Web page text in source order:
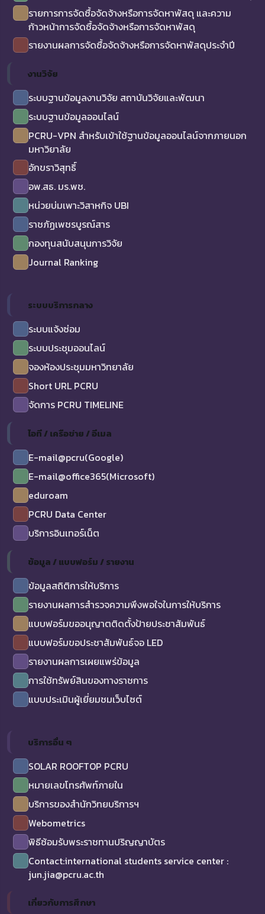
รายการการจัดซื้อจัดจ้างหรือการจัดหาพัสดุ และความ
ก้าวหน้าการจัดซื้อจัดจ้างหรือการจัดหาพัสดุ
รายงานผลการจัดซื้อจัดจ้างหรือการจัดหาพัสดุประจำปี
งานวิจัย
ระบบฐานข้อมูลงานวิจัย สถาบันวิจัยและพัฒนา
ระบบฐานข้อมูลออนไลน์
PCRU-VPN สำหรับเข้าใช้ฐานข้อมูลออนไลน์จากภายนอก
มหาวิยาลัย
อักขราวิสุทธิ์
อพ.สธ. มร.พช.
หน่วยบ่มเพาะวิสาหกิจ UBI
ราชภัฏเพชรบูรณ์สาร
กองทุนสนับสนุนการวิจัย
Journal Ranking
ระบบบริการกลาง
ระบบแจ้งซ่อม
ระบบประชุมออนไลน์
จองห้องประชุมมหาวิทยาลัย
Short URL PCRU
จัดการ PCRU TIMELINE
ไอที / เครือข่าย / อีเมล
E-mail@pcru(Google)
E-mail@office365(Microsoft)
eduroam
PCRU Data Center
บริการอินเทอร์เน็ต
ข้อมูล / แบบฟอร์ม / รายงาน
ข้อมูลสถิติการให้บริการ
รายงานผลการสำรวจความพึงพอใจในการให้บริการ
แบบฟอร์มขออนุญาตติดตั้งป้ายประชาสัมพันธ์
แบบฟอร์มขอประชาสัมพันธ์จอ LED
รายงานผลการเผยแพร่ข้อมูล
การใช้ทรัพย์สินของทางราชการ
แบบประเมินผู้เยี่ยมชมเว็บไซต์
บริการอื่น ๆ
SOLAR ROOFTOP PCRU
หมายเลขโทรศัพท์ภายใน
บริการของสำนักวิทยบริการฯ
Webometrics
พิธีซ้อมรับพระราชทานปริญญาบัตร
Contact:international students service center :
jun.jia@pcru.ac.th
เกี่ยวกับการศึกษา